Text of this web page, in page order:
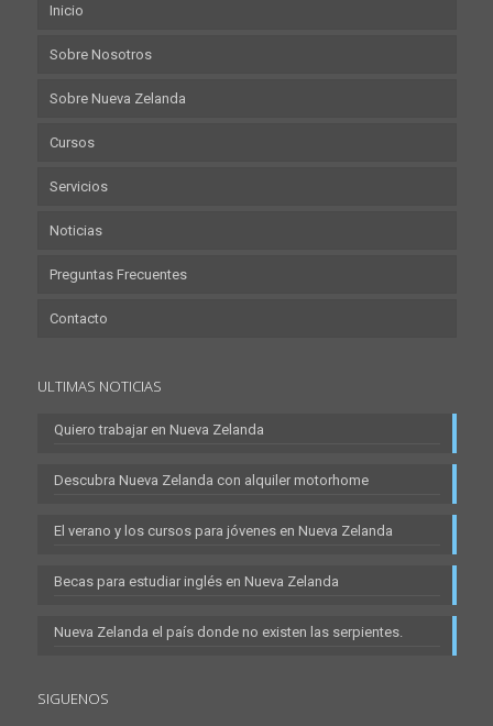
Inicio
Sobre Nosotros
Sobre Nueva Zelanda
Cursos
Servicios
Noticias
Preguntas Frecuentes
Contacto
ULTIMAS NOTICIAS
Quiero trabajar en Nueva Zelanda
Descubra Nueva Zelanda con alquiler motorhome
El verano y los cursos para jóvenes en Nueva Zelanda
Becas para estudiar inglés en Nueva Zelanda
Nueva Zelanda el país donde no existen las serpientes.
SIGUENOS